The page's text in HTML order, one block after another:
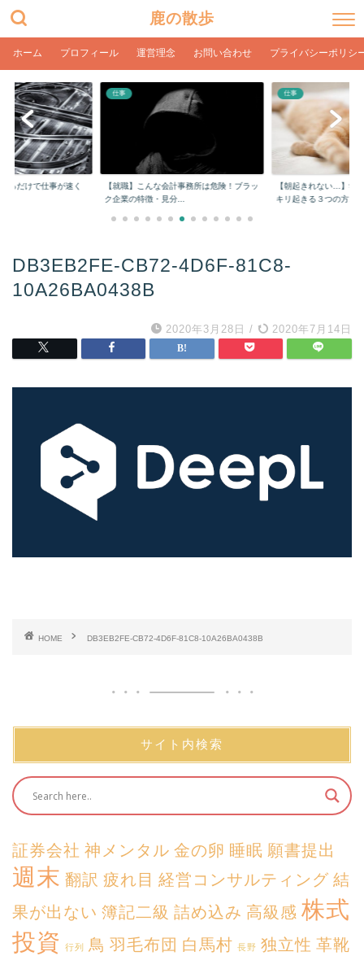
鹿の散歩
ホーム プロフィール 運営理念 お問い合わせ プライバシーポリシ
るだけで仕事が速く
仕事
【就職】こんな会計事務所は危険！ブラッ
ク企業の特徴・見分...
仕事
【朝起きれない…】学
キリ起きる３つの方...
DB3EB2FE-CB72-4D6F-81C8-
10A26BA0438B
2020年3月28日 / 2020年7月14日
HOME DB3EB2FE-CB72-4D6F-81C8-10A26BA0438B
サイト内検索
証券会社 神メンタル 金の卵 睡眠 願書提出
週末 翻訳 疲れ目 経営コンサルティング 結
果が出ない 簿記二級 詰め込み 高級感 株式
投資
行列 鳥 羽毛布団 白馬村 長野 独立性 革靴